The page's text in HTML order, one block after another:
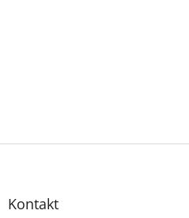
Z
Kontakt